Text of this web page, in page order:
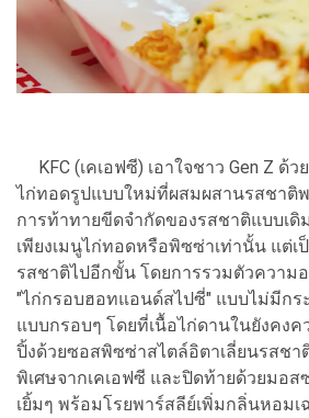
KFC (เคเอฟซี) เอาใจชาว Gen Z ด้
ไก่ทอดรูปแบบใหม่ที่ผสมผสานรสชาติ
การท้าทายขีดจำกัดของรสชาติแบบเดิ
เพียงเมนูไก่ทอดหรือพิซซ่าเท่านั้น แต่
รสชาติไปอีกขั้น โดยการรวมตัวความ
"ไก่กรอบฮอทแอนด์สไปซี่" แบบไม่มีก
แบบกรอบๆ โดยที่เนื้อไก่ดานในยังคง
ปิ้งด้วยซอสพิซซ่าสไตล์อิตาเลี่ยนรสชา
พิเศษจากเคเอฟซี และปิดท้ายด้วยมอส
เยิ้มๆ พร้อมโรยพาร์สลีย์เพิ่มกลิ่นหอมเ